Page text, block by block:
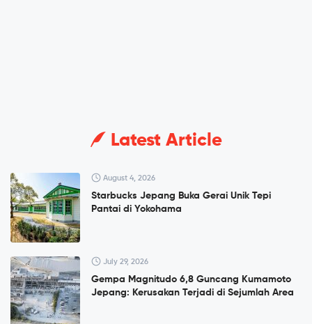
Latest Article
August 4, 2026
Starbucks Jepang Buka Gerai Unik Tepi
Pantai di Yokohama
July 29, 2026
Gempa Magnitudo 6,8 Guncang Kumamoto
Jepang: Kerusakan Terjadi di Sejumlah Area